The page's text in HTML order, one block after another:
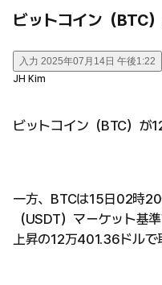
ビットコイン（BTC
入力 2025年07月14日 午後1:22
JH Kim
ビットコイン（BTC）が
一方、BTCは15日02時
（USDT）マーケット基
上昇の12万401.36ドルで